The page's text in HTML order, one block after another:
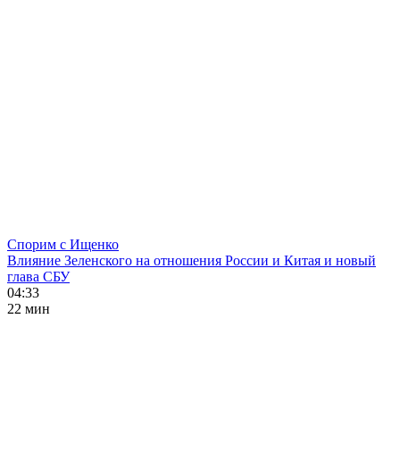
Спорим с Ищенко
Влияние Зеленского на отношения России и Китая и новый
глава СБУ
04:33
22 мин